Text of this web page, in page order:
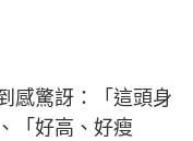
感驚訝：「這頭身
「好高、好瘦